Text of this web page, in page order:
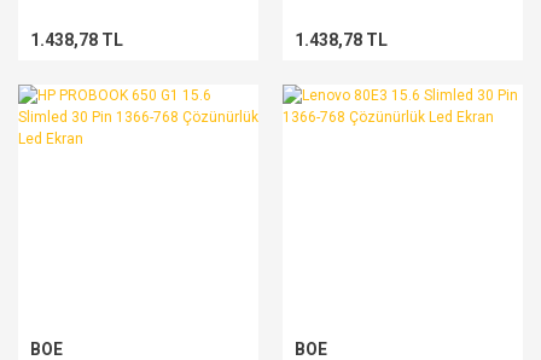
1.438,78 TL 1.438,78 TL
BOE BOE